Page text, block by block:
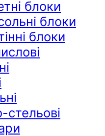
блоки
блоки
блоки
стельові